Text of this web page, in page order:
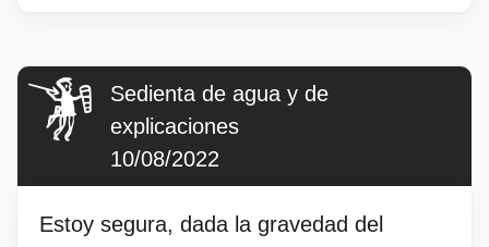
Sedienta de agua y de
explicaciones
10/08/2022
Estoy segura, dada la gravedad del